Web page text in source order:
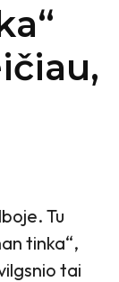
Tu
tinka“,
tai